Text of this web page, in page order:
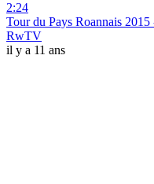
2:24
Tour du Pays Roannais
RwTV
il y a 11 ans